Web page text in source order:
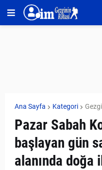
Ana Sayfa Kategori
Pazar Sabah
başlayan gün
alanında doğa